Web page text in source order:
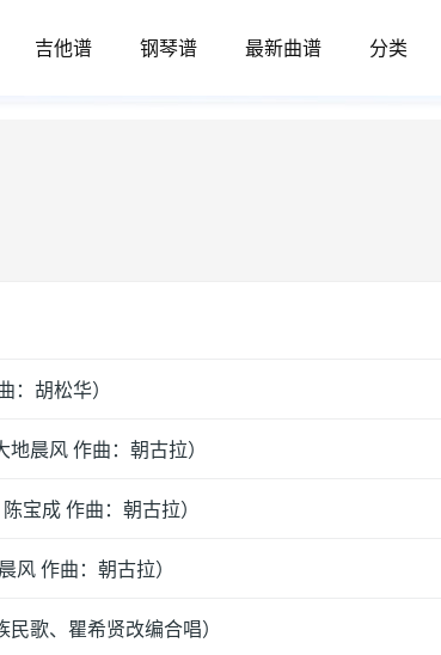
吉他谱 钢琴谱 最新曲谱 分类
：胡松华）
晨风 作曲：朝古拉）
陈宝成 作曲：朝古拉）
风 作曲：朝古拉）
民歌、瞿希贤改编合唱）